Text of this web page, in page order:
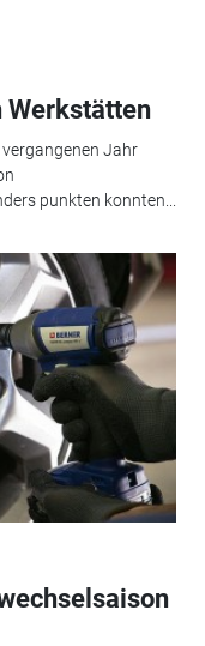
Werkstätten
Jahr
punkten konnten...